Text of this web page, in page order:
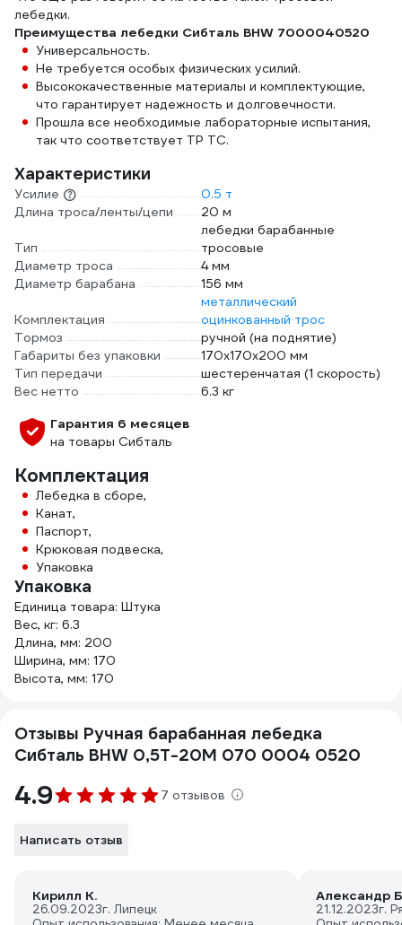
лебедки.
Преимущества лебедки Сибталь BHW 7000040520
Универсальность.
Не требуется особых физических усилий.
Высококачественные материалы и комплектующие,
что гарантирует надежность и долговечности.
Прошла все необходимые лабораторные испытания,
так что соответствует ТР ТС.
Характеристики
Усилие
0.5 т
Длина троса/ленты/цепи
20 м
Тип
лебедки барабанные
тросовые
Диаметр троса
4 мм
Диаметр барабана
156 мм
Комплектация
металлический
оцинкованный трос
Тормоз
ручной (на поднятие)
Габариты без упаковки
170х170х200 мм
Тип передачи
шестеренчатая (1 скорость)
Вес нетто
6.3 кг
Гарантия 6 месяцев
на товары Сибталь
Комплектация
Лебедка в сборе,
Канат,
Паспорт,
Крюковая подвеска,
Упаковка
Упаковка
Единица товара: Штука
Вес, кг: 6.3
Длина, мм: 200
Ширина, мм: 170
Высота, мм: 170
Отзывы Ручная барабанная лебедка
Сибталь BHW 0,5Т-20М 070 0004 0520
4.9 7 отзывов
Написать отзыв
Кирилл К.
26.09.2023г. Липецк
Александр
21.12.2023г.